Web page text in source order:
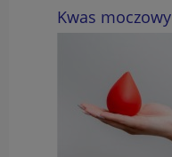
Kwas moczowy